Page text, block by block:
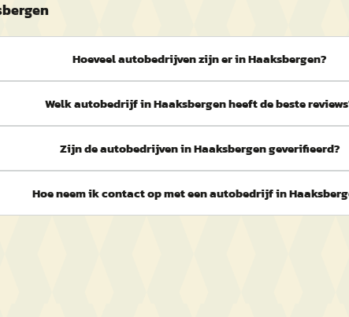
Hoeveel autobedrijven zijn er in Haaksbergen?
Welk autobedrijf in Haaksbergen heeft de beste
Zijn de autobedrijven in Haaksbergen geverifieerd?
Hoe neem ik contact op met een autobedrijf in